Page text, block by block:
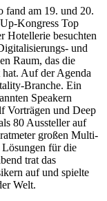
fand am 19. und 20.
Kongress Top
Hotellerie besuchten
und
Raum, das die
hat. Auf der Agenda
Branche. Ein
Speakern
Vorträgen und Deep
80 Aussteller auf
großen Multi-
Lösungen für die
trat das
auf und spielte
Welt.